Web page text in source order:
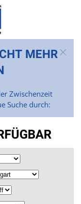
MEHR
Zwischenzeit
Suche durch: